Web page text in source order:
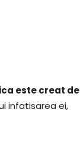
este creat de
infatisarea ei,